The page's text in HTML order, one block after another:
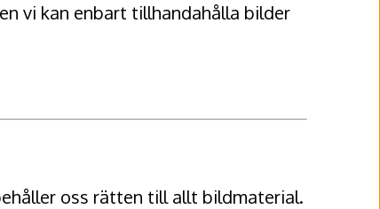
vi kan enbart tillhandahålla bilder
oss rätten till allt bildmaterial.